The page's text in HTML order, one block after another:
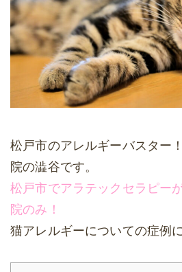
松戸市のアレルギーバスター
院の澁谷です。
松戸市でアラテックセラピー
院のみ！
猫アレルギーについての症例